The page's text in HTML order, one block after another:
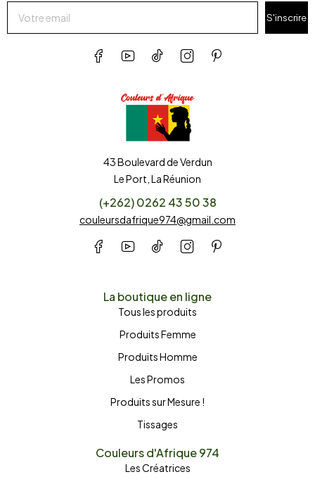
43 Boulevard de Verdun
Le Port, La Réunion
(+262) 0262 43 50 38
couleursdafrique974@gmail.com
La boutique en ligne
Tous les produits
Produits Femme
Produits Homme
Les Promos
Produits sur Mesure !
Tissages
Couleurs d'Afrique 974
Les Créatrices
S'inscrire